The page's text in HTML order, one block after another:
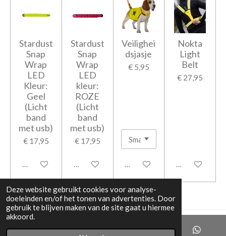
Deze website gebruikt cookies voor analyse-
doeleinden en/of het tonen van advertenties. Door
gebruik te blijven maken van de site gaat u hiermee
akkoord.
Stardust
Snap
Wrap
LED
Kleur:
Geel
(Licht
band
met usb)
€ 17,95
In winkelwagen
Stardust
Snap
Wrap
LED
kleur:
ROZE
(Licht
band
met usb)
€ 17,95
In winkelwagen
Veilighei
dsjasje
€ 5,95
In winkelwagen
Nokta
Light
Belt
€ 27,95
In